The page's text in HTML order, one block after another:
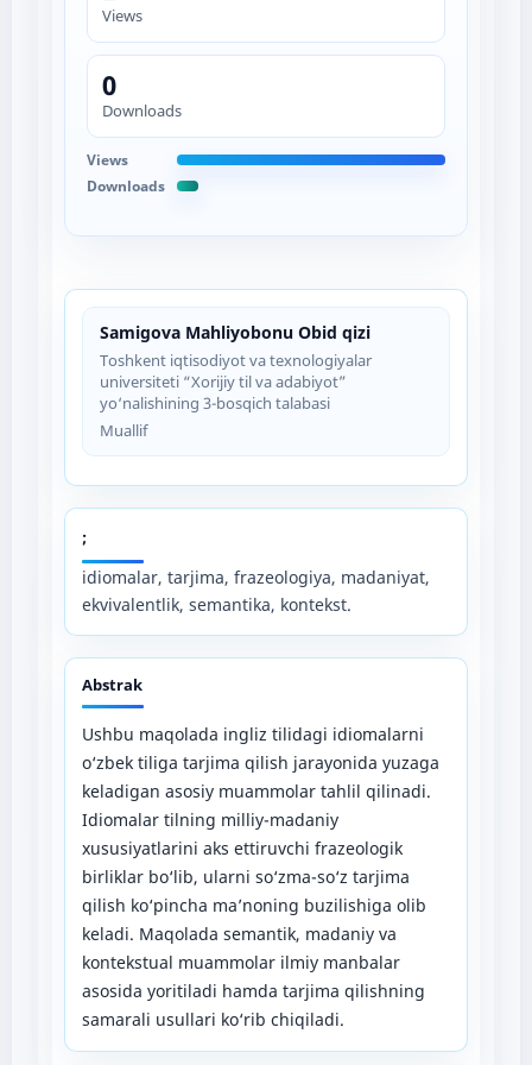
Samigova Mahliyobonu Obid qizi
Toshkent iqtisodiyot va texnologiyalar
universiteti “Xorijiy til va adabiyot”
yo‘nalishining 3-bosqich talabasi
Muallif
;
idiomalar, tarjima, frazeologiya, madaniyat,
ekvivalentlik, semantika, kontekst.
Abstrak
Ushbu maqolada ingliz tilidagi idiomalarni
o‘zbek tiliga tarjima qilish jarayonida yuzaga
keladigan asosiy muammolar tahlil qilinadi.
Idiomalar tilning milliy-madaniy
xususiyatlarini aks ettiruvchi frazeologik
birliklar bo‘lib, ularni so‘zma-so‘z tarjima
qilish ko‘pincha ma’noning buzilishiga olib
keladi. Maqolada semantik, madaniy va
kontekstual muammolar ilmiy manbalar
asosida yoritiladi hamda tarjima qilishning
samarali usullari ko‘rib chiqiladi.
Views
0
Downloads
Views
Downloads